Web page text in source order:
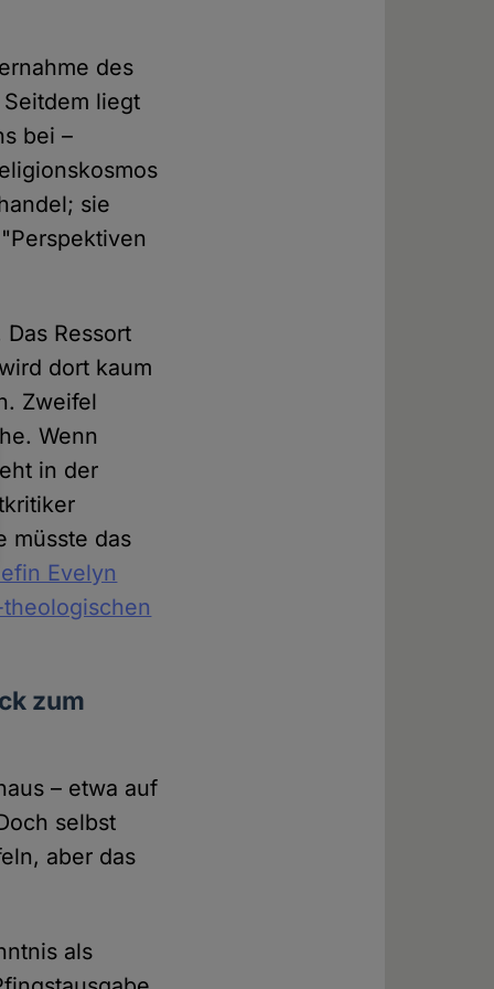
des
Seitdem liegt
bei –
sie
Ressort
dort kaum
Zweifel
Wenn
in der
müsste das
Evelyn
zum
– etwa auf
selbst
aber das
als